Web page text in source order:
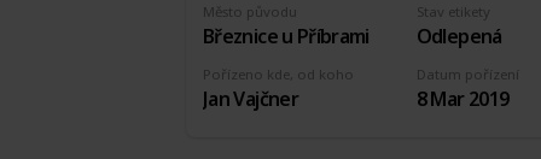
Pořízeno kde, od koho
Jan Vajčner
Stav etikety
Odlepená
Datum pořízení
8 Mar 2019
Město původu
Březnice u Příbrami